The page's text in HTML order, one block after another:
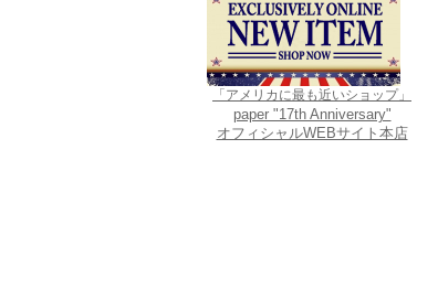
「アメリカに最も近いショップ」
paper "17th Anniversary"
オフィシャルWEBサイト本店